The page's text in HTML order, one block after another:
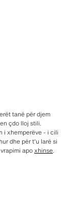
tanë për djem
çdo lloj stili.
i xhemperëve - i cili
dhe për t'u larë si
apoxhinse.